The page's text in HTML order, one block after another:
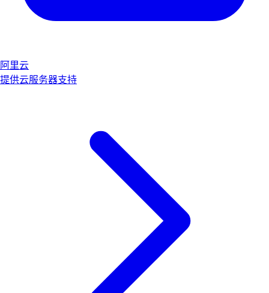
阿里云
提供云服务器支持